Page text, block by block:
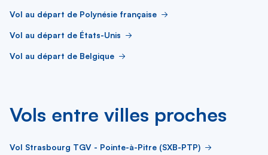
Vol au départ de Polynésie française
Vol au départ de États-Unis
Vol au départ de Belgique
Vols entre villes proches
Vol Strasbourg TGV - Pointe-à-Pitre (SXB-PTP)